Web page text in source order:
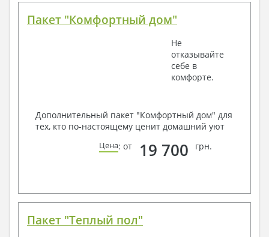
Пакет "Комфортный дом"
Не
отказывайте
себе в
комфорте.
Дополнительный пакет "Комфортный дом" для
тех, кто по-настоящему ценит домашний уют
Цена: от 19 700 грн.
Пакет "Теплый пол"